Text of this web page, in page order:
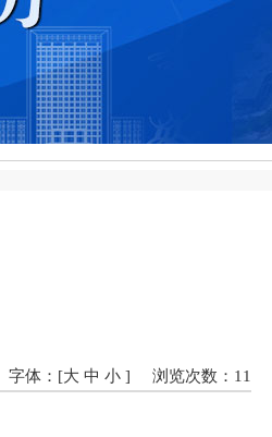
浏览次数： 11
字体：[大 中 小 ]